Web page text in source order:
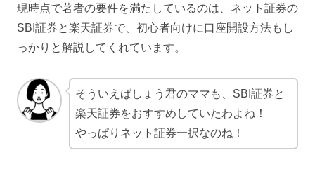
現時点で著者の要件を満たしているのは、ネット証券の
SBI証券と楽天証券で、初心者向けに口座開設方法もし
っかりと解説してくれています。
そういえばしょう君のママも、SBI証券と
楽天証券をおすすめしていたわよね！
やっぱりネット証券一択なのね！